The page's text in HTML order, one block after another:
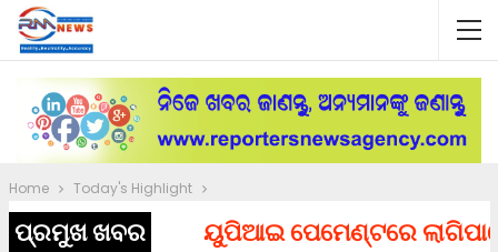
Home Today's Highlight
ପ୍ରମୁଖ ଖବର ୟୁପିଆଇ ପେମେଣ୍ଟରେ ଲାଗିପାରେ